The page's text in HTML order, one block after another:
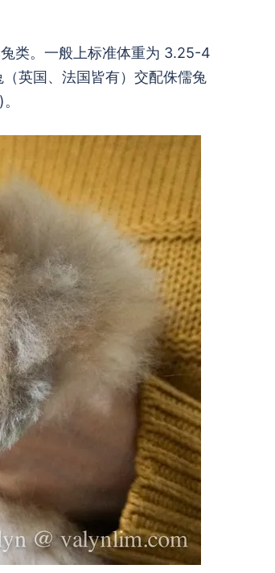
类。一般上标准体重为 3.25-4
英国、法国皆有）交配侏儒兔